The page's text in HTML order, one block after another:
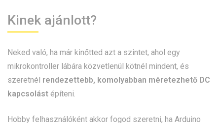
Kinek ajánlott?
Neked való, ha már kinőtted azt a szintet, ahol egy
mikrokontroller lábára közvetlenül kötnél mindent, és
szeretnél rendezettebb, komolyabban méretezhető DC
kapcsolást építeni.
Hobby felhasználóként akkor fogod szeretni, ha Arduino